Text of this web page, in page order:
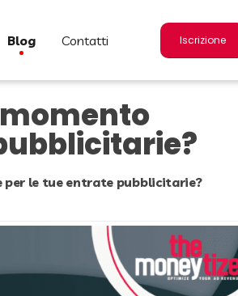
blog contatti Iscrizione
momento
per le tue entrate pubblicitarie?